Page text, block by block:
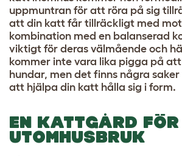
uppmuntran för att röra på sig
att din katt får tillräckligt med
kombination med en balanserad
viktigt för deras välmående och
kommer inte vara lika pigga på att
hundar, men det finns några
att hjälpa din katt hålla sig i form.
EN KATTGÅRD FÖR
UTOMHUSBRUK